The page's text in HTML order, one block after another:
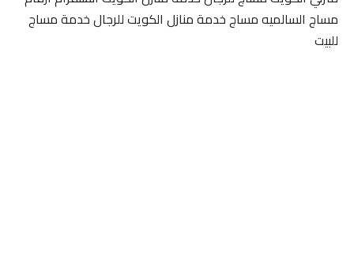
مساج السالميه مساج خدمة منازل الكويت للرجال خدمة مساج
للبيت